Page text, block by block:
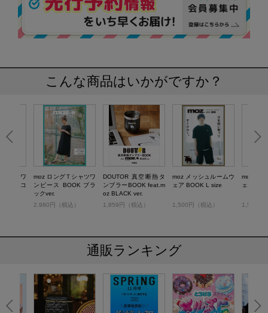
こんな商品はいかがですか？
シャツワ
ココ
moz ロングＴシャツワ
ンピース BOOK ブラ
ックver.
2,980円（税込）
DOUTOR 真空断熱タ
ンブラーBOOK feat.m
oz BLACK ver.
1,859円（税込）
moz メッシュルームウ
ェア BOOK L size
1,500円（税込）
moz メ
ェア
1,500円
通販ランキング